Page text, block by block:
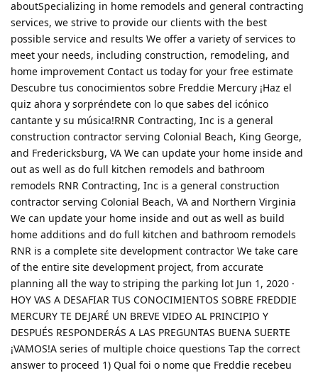
aboutSpecializing in home remodels and general contracting
services, we strive to provide our clients with the best
possible service and results We offer a variety of services to
meet your needs, including construction, remodeling, and
home improvement Contact us today for your free estimate
Descubre tus conocimientos sobre Freddie Mercury ¡Haz el
quiz ahora y sorpréndete con lo que sabes del icónico
cantante y su música!RNR Contracting, Inc is a general
construction contractor serving Colonial Beach, King George,
and Fredericksburg, VA We can update your home inside and
out as well as do full kitchen remodels and bathroom
remodels RNR Contracting, Inc is a general construction
contractor serving Colonial Beach, VA and Northern Virginia
We can update your home inside and out as well as build
home additions and do full kitchen and bathroom remodels
RNR is a complete site development contractor We take care
of the entire site development project, from accurate
planning all the way to striping the parking lot Jun 1, 2020 ·
HOY VAS A DESAFIAR TUS CONOCIMIENTOS SOBRE FREDDIE
MERCURY TE DEJARÉ UN BREVE VIDEO AL PRINCIPIO Y
DESPUÉS RESPONDERÁS A LAS PREGUNTAS BUENA SUERTE
¡VAMOS!A series of multiple choice questions Tap the correct
answer to proceed 1) Qual foi o nome que Freddie recebeu